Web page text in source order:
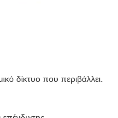
δίκτυο που περιβάλλει.